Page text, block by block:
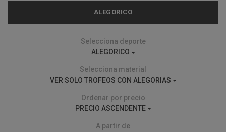
ALEGORICO
Selecciona deporte
ALEGORICO
Selecciona material
VER SOLO TROFEOS CON ALEGORIAS
Ordenar por precio
PRECIO ASCENDENTE
A partir de